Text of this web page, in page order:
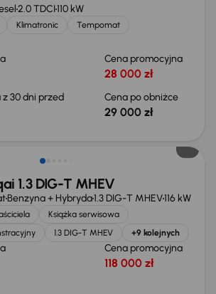
2.0 TDCI110 kW
Klimatronic
Tempomat
Cena promocyjna
28 000 zł
z 30 dni przed
Cena po obniżce
29 000 zł
o 36 775 zł
1.3 DIG-T MHEV
Benzyna + Hybryda1.3 DIG-T MHEV116 kW
Książka serwisowa
1.3 DIG-T MHEV +9 kolejnych
Cena promocyjna
118 000 zł